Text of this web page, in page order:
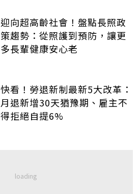
迎向超高齡社會！盤點長照政
策趨勢：從照護到預防，讓更
多長輩健康安心老
快看！勞退新制最新5大改革：
月退新增30天猶豫期、雇主不
得拒絕自提6%